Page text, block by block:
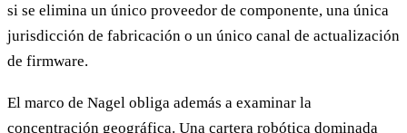
si se elimina un único proveedor de componente, una única
jurisdicción de fabricación o un único canal de actualización
de firmware.
El marco de Nagel obliga además a examinar la
concentración geográfica. Una cartera robótica dominada